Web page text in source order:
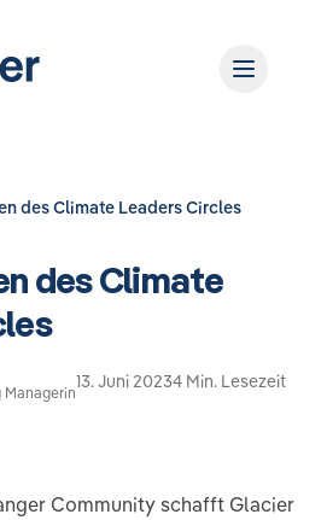
des Climate Leaders Circles
des Climate
Managerin
13. Juni 20234 Min. Lesezeit
Community schafft Glacier